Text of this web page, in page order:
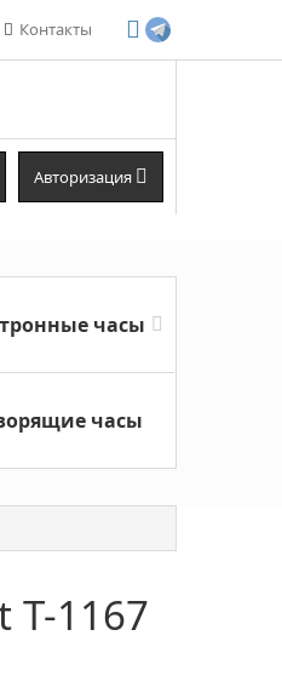
Контакты
Авторизация
часы
часы
T-1167